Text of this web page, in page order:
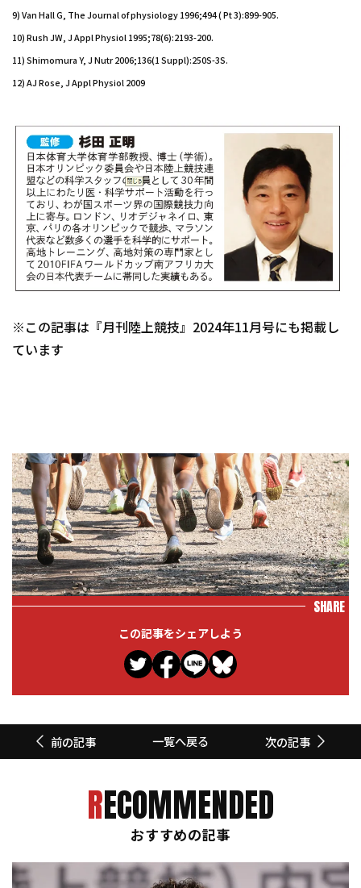
9) Van Hall G, The Journal of physiology 1996;494 ( Pt 3):899-905.
10) Rush JW, J Appl Physiol 1995;78(6):2193-200.
11) Shimomura Y, J Nutr 2006;136(1 Suppl):250S-3S.
12) AJ Rose, J Appl Physiol 2009
※この記事は『月刊陸上競技』2024年11月号にも掲載し
ています
SHARE
この記事をシェアしよう
前の記事 一覧へ戻る 次の記事
RECOMMENDED
おすすめの記事